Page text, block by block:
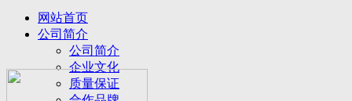
网站首页
公司简介
公司简介
企业文化
质量保证